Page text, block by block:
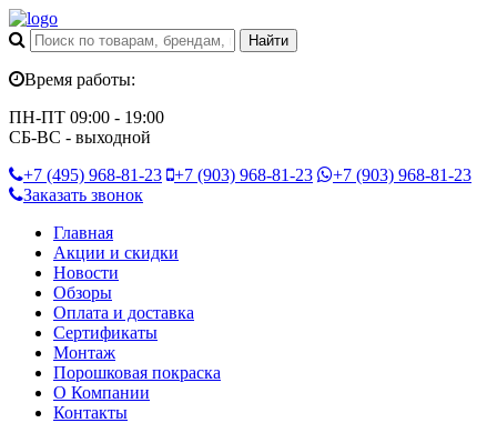
Время работы:
ПН-ПТ 09:00 - 19:00
СБ-ВС - выходной
+7 (495) 968-81-23 +7 (903) 968-81-23 +7 (903) 968-81-23
Заказать звонок
Главная
Акции и скидки
Новости
Обзоры
Оплата и доставка
Сертификаты
Монтаж
Порошковая покраска
О Компании
Контакты